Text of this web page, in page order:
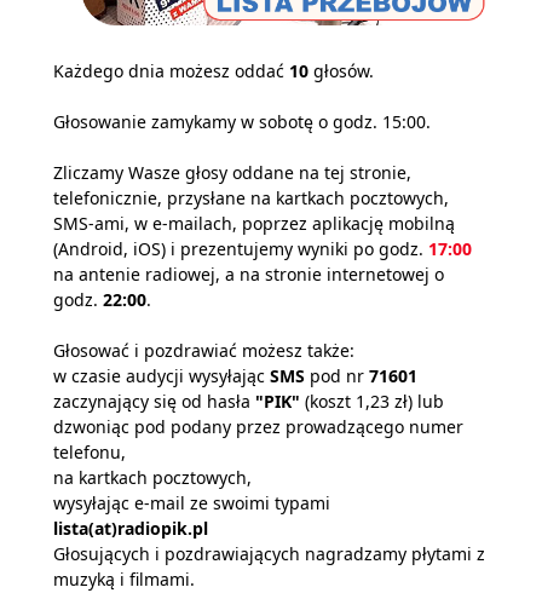
Każdego dnia możesz oddać 10 głosów.
Głosowanie zamykamy w sobotę o godz. 15:00.
Zliczamy Wasze głosy oddane na tej stronie,
telefonicznie, przysłane na kartkach pocztowych,
SMS-ami, w e-mailach, poprzez aplikację mobilną
(Android, iOS) i prezentujemy wyniki po godz. 17:00
na antenie radiowej, a na stronie internetowej o
godz. 22:00.
Głosować i pozdrawiać możesz także:
w czasie audycji wysyłając SMS pod nr 71601
zaczynający się od hasła "PIK" (koszt 1,23 zł) lub
dzwoniąc pod podany przez prowadzącego numer
telefonu,
na kartkach pocztowych,
wysyłając e-mail ze swoimi typami
lista(at)radiopik.pl
Głosujących i pozdrawiających nagradzamy płytami z
muzyką i filmami.